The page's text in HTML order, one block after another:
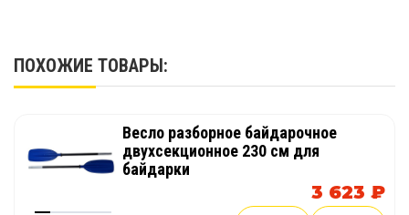
ПОХОЖИЕ ТОВАРЫ:
Весло разборное байдарочное
двухсекционное 230 см для
байдарки
3 623 ₽